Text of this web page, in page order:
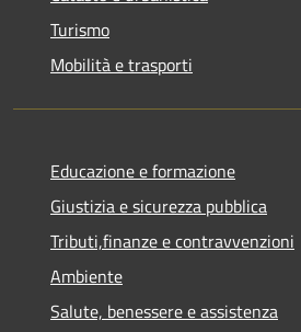
Turismo
Mobilità e trasporti
Educazione e formazione
Giustizia e sicurezza pubblica
Tributi,finanze e contravvenzioni
Ambiente
Salute, benessere e assistenza